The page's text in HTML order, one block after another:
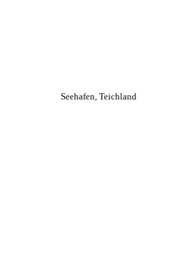
Seehafen, Teichland